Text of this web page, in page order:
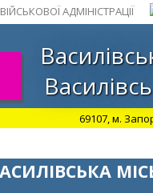
АДМІНІСТРАЦІЇ
69107, м.